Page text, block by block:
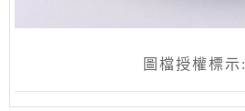
圖檔授權標示: